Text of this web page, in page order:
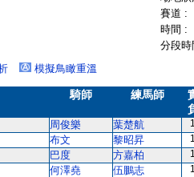
賽道 :
時間 :
分段
模擬鳥瞰重溫
騎師 練馬師
周俊樂 葉楚航
布文 黎昭昇
巴度 方嘉柏
何澤堯 伍鵬志